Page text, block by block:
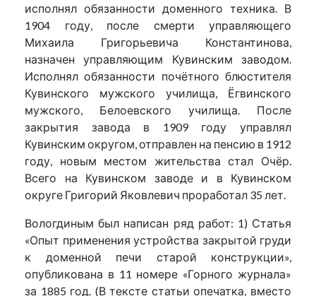
исполнял обязанности доменного техника. В
1904 году, после смерти управляющего
Михаила Григорьевича Константинова,
назначен управляющим Кувинским заводом.
Исполнял обязанности почётного блюстителя
Кувинского мужского училища, Ёгвинского
мужского, Белоевского училища. После
закрытия завода в 1909 году управлял
Кувинским округом, отправлен на пенсию в 1912
году, новым местом жительства стал Очёр.
Всего на Кувинском заводе и в Кувинском
округе Григорий Яковлевич проработал 35 лет.
Вологдиным был написан ряд работ: 1) Статья
«Опыт применения устройства закрытой груди
к доменной печи старой конструкции»,
опубликована в 11 номере «Горного журнала»
за 1885 год. (В тексте статьи опечатка, вместо